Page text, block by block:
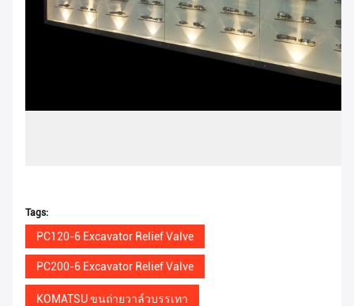
Tags:
PC120-6 Excavator Relief Valve
PC200-6 Excavator Relief Valve
KOMATSU ขนถ่ายวาล์วบรรเทา